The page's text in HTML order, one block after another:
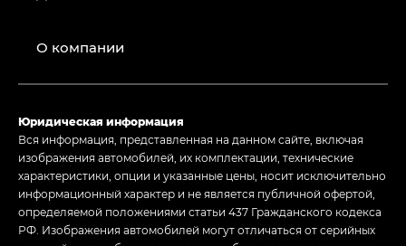
О компании
Юридическая информация
Вся информация, представленная на данном сайте, включая
изображения автомобилей, их комплектации, технические
характеристики, опции и указанные цены, носит исключительно
информационный характер и не является публичной офертой,
определяемой положениями статьи 437 Гражданского кодекса
РФ. Изображения автомобилей могут отличаться от серийных